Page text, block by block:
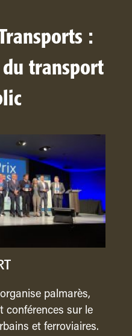
:
transport
palmarès,
conférences sur le
et ferroviaires.